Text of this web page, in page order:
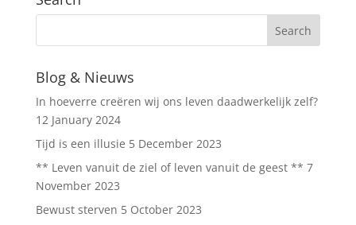
Blog & Nieuws
In hoeverre creëren wij ons leven daadwerkelijk zelf?
12 January 2024
Tijd is een illusie 5 December 2023
** Leven vanuit de ziel of leven vanuit de geest ** 7
November 2023
Bewust sterven 5 October 2023